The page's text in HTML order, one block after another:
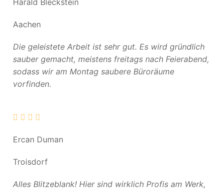
Aachen
Die geleistete Arbeit ist sehr gut. Es wird gründlich
sauber gemacht, meistens freitags nach Feierabend,
sodass wir am Montag saubere Büroräume
vorfinden.
Ercan Duman
Troisdorf
Alles Blitzeblank! Hier sind wirklich Profis am Werk,